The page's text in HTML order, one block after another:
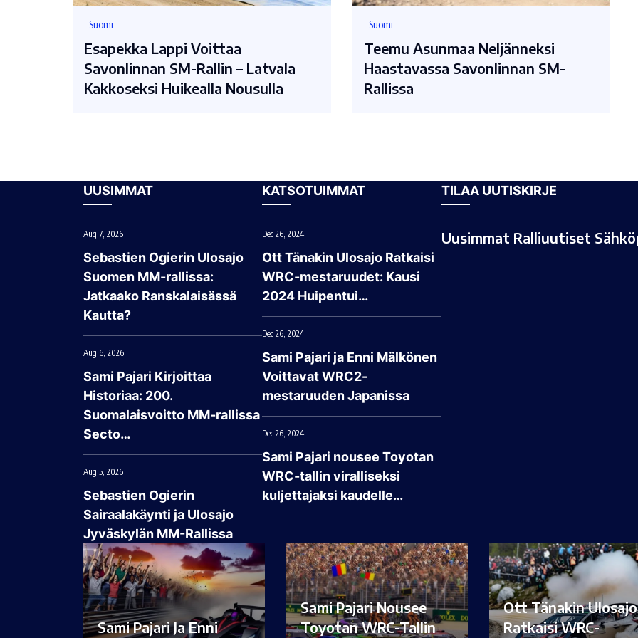
Suomi
Esapekka Lappi Voittaa
Savonlinnan SM-Rallin – Latvala
Kakkoseksi Huikealla Nousulla
Suomi
Teemu Asunmaa Neljänneksi
Haastavassa Savonlinnan SM-
Rallissa
UUSIMMAT
Aug 7, 2026
Sebastien Ogierin Ulosajo
Suomen MM-rallissa:
Jatkaako Ranskalaisässä
Kautta?
Aug 6, 2026
Sami Pajari Kirjoittaa
Historiaa: 200.
Suomalaisvoitto MM-rallissa
Secto…
Aug 5, 2026
Sebastien Ogierin
Sairaalakäynti ja Ulosajo
Jyväskylän MM-Rallissa
KATSOTUIMMAT
Dec 26, 2024
Ott Tänakin Ulosajo Ratkaisi
WRC-mestaruudet: Kausi
2024 Huipentui…
Dec 26, 2024
Sami Pajari ja Enni Mälkönen
Voittavat WRC2-
mestaruuden Japanissa
Dec 26, 2024
Sami Pajari nousee Toyotan
WRC-tallin viralliseksi
kuljettajaksi kaudelle…
TILAA UUTISKIRJE
Uusimmat Ralliuutiset
Sami Pajari Ja Enni
Sami Pajari Nousee
Toyotan WRC-Tallin
Ott Tänakin Ulosajo
Ratkaisi WRC-